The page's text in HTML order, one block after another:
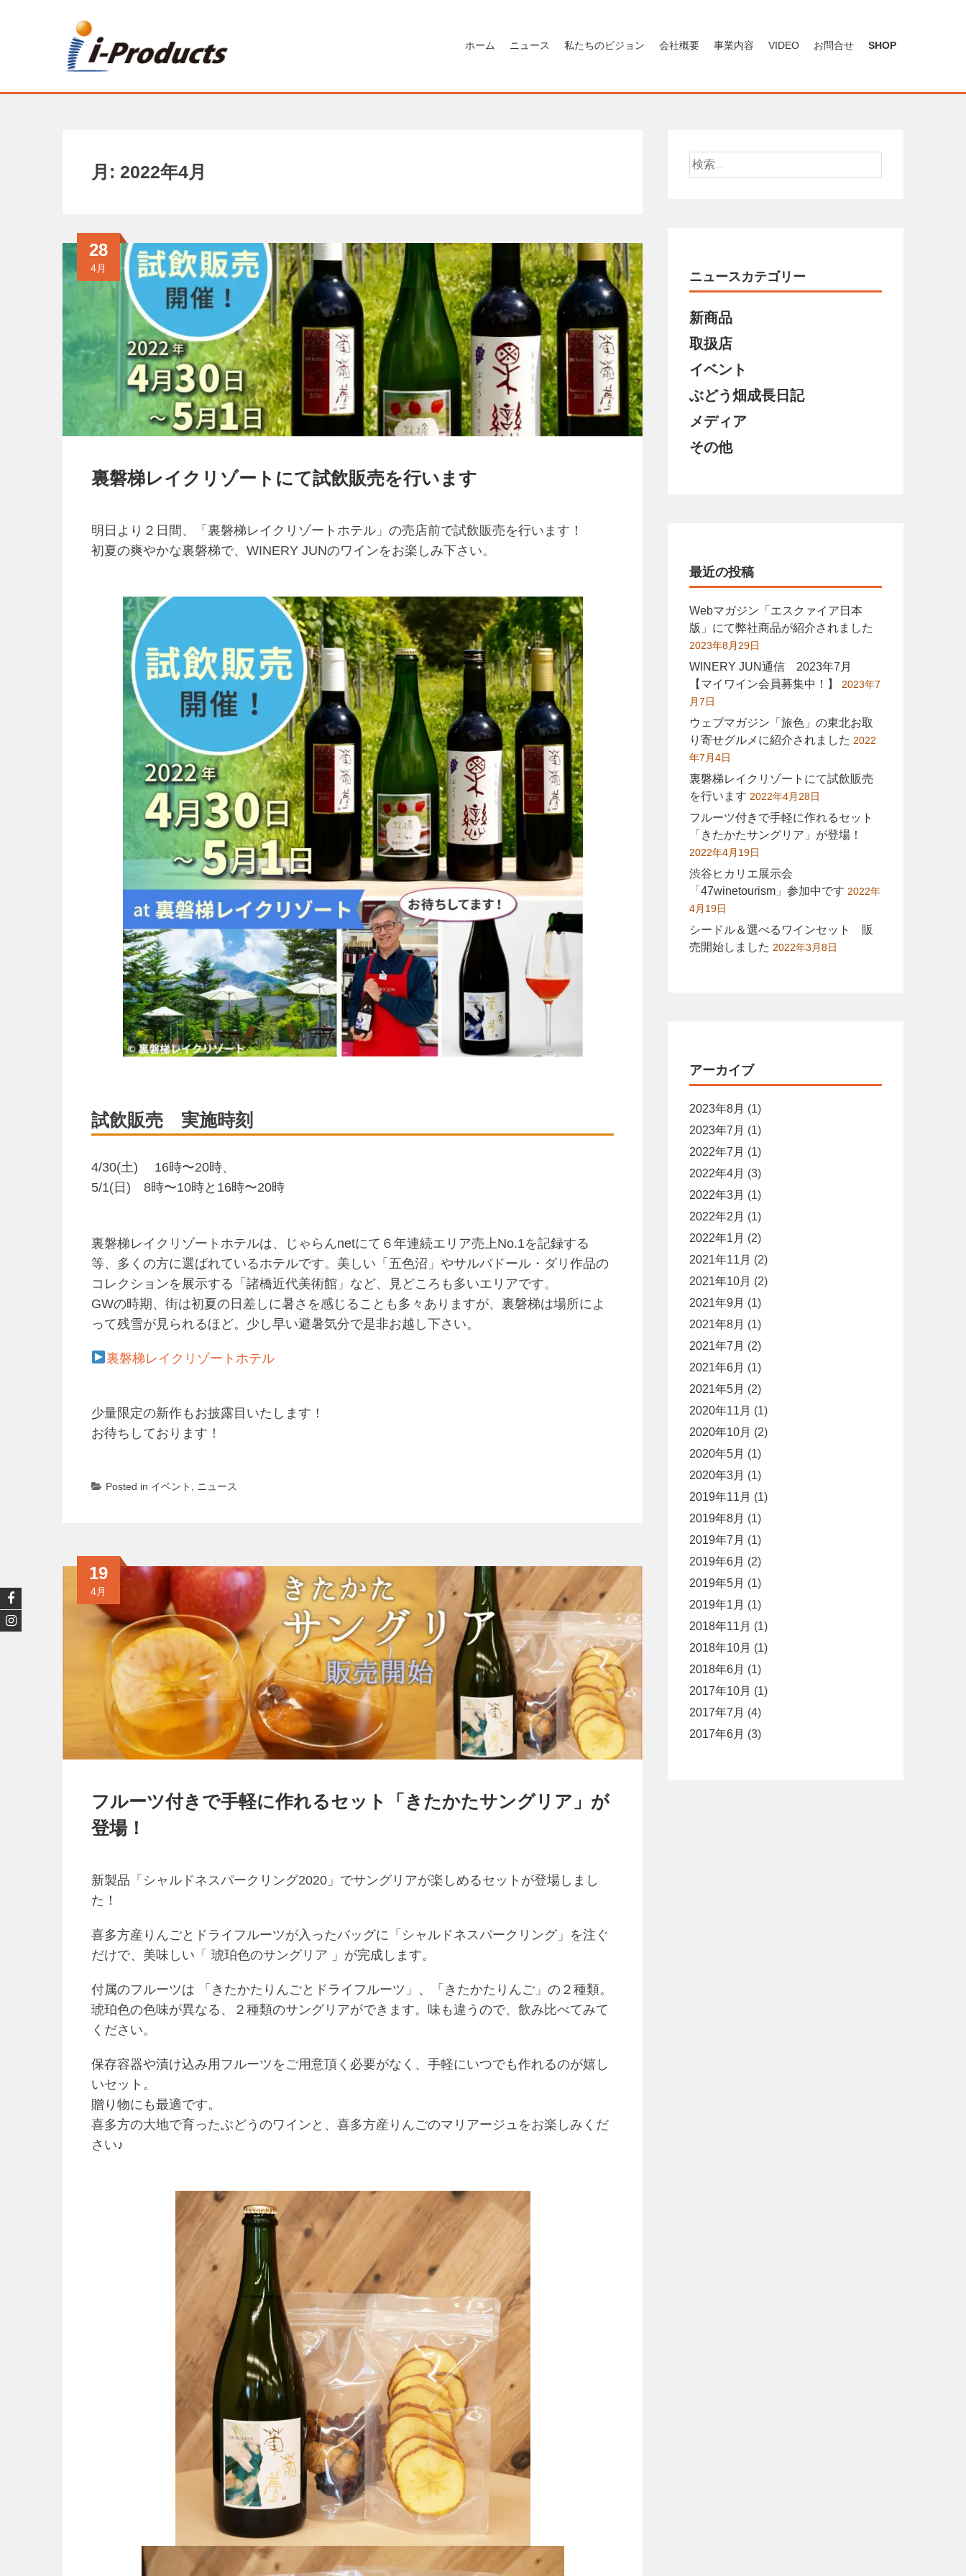
ホーム ニュース 私たちのビジョン 会社概要 事業内容 VIDEO お問合せ SHOP
月: 2022年4月
裏磐梯レイクリゾートにて試飲販売を行います
28
4月
明日より２日間、「裏磐梯レイクリゾートホテル」の売店前で試飲販売を行います！
初夏の爽やかな裏磐梯で、WINERY JUNのワインをお楽しみ下さい。
試飲販売 実施時刻
4/30(土) 16時〜20時、
5/1(日) 8時〜10時と16時〜20時
裏磐梯レイクリゾートホテルは、じゃらんnetにて６年連続エリア売上No.1を記録する
等、多くの方に選ばれているホテルです。美しい「五色沼」やサルバドール・ダリ作品の
コレクションを展示する「諸橋近代美術館」など、見どころも多いエリアです。
GWの時期、街は初夏の日差しに暑さを感じることも多々ありますが、裏磐梯は場所によ
って残雪が見られるほど。少し早い避暑気分で是非お越し下さい。
裏磐梯レイクリゾートホテル
少量限定の新作もお披露目いたします！
お待ちしております！
Posted in イベント ニュース
フルーツ付きで手軽に作れるセット「きたかたサングリア」が
登場！
19
4月
新製品「シャルドネスパークリング2020」でサングリアが楽しめるセットが登場しまし
た！
喜多方産りんごとドライフルーツが入ったバッグに「シャルドネスパークリング」を注ぐ
だけで、美味しい「 琥珀色のサングリア 」が完成します。
付属のフルーツは 「きたかたりんごとドライフルーツ」、「きたかたりんご」の２種類。
琥珀色の色味が異なる、２種類のサングリアができます。味も違うので、飲み比べてみて
ください。
保存容器や漬け込み用フルーツをご用意頂く必要がなく、手軽にいつでも作れるのが嬉し
いセット。
贈り物にも最適です。
喜多方の大地で育ったぶどうのワインと、喜多方産りんごのマリアージュをお楽しみくだ
さい♪
検
索:
ニュースカテゴリー
新商品
取扱店
イベント
ぶどう畑成長日記
メディア
その他
最近の投稿
Webマガジン「エスクァイア日本
版」にて弊社商品が紹介されました
2023年8月29日
WINERY JUN通信 2023年7月
【マイワイン会員募集中！】
2023年7
月7日
ウェブマガジン「旅色」の東北お取
り寄せグルメに紹介されました 2022
年7月4日
裏磐梯レイクリゾートにて試飲販売
を行います 2022年4月28日
フルーツ付きで手軽に作れるセット
「きたかたサングリア」が登場！
2022年4月19日
渋谷ヒカリエ展示会
「47winetourism」参加中です 2022年
4月19日
シードル＆選べるワインセット 販
売開始しました 2022年3月8日
アーカイブ
2023年8月 (1)
2023年7月 (1)
2022年7月 (1)
2022年4月 (3)
2022年3月 (1)
2022年2月 (1)
2022年1月 (2)
2021年11月 (2)
2021年10月 (2)
2021年9月 (1)
2021年8月 (1)
2021年7月 (2)
2021年6月 (1)
2021年5月 (2)
2020年11月 (1)
2020年10月 (2)
2020年5月 (1)
2020年3月 (1)
2019年11月 (1)
2019年8月 (1)
2019年7月 (1)
2019年6月 (2)
2019年5月 (1)
2019年1月 (1)
2018年11月 (1)
2018年10月 (1)
2018年6月 (1)
2017年10月 (1)
2017年7月 (4)
2017年6月 (3)